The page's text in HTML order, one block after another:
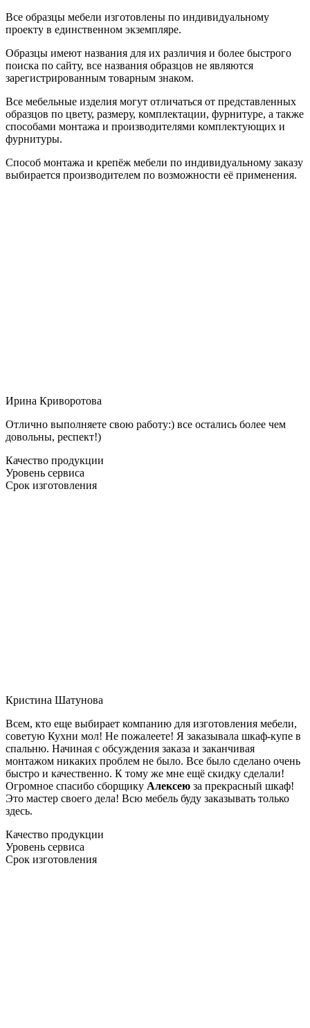
Все образцы мебели изготовлены по индивидуальному
проекту в единственном экземпляре.
Образцы имеют названия для их различия и более быстрого
поиска по сайту, все названия образцов не являются
зарегистрированным товарным знаком.
Все мебельные изделия могут отличаться от представленных
образцов по цвету, размеру, комплектации, фурнитуре, а также
способами монтажа и производителями комплектующих и
фурнитуры.
Способ монтажа и крепёж мебели по индивидуальному заказу
выбирается производителем по возможности её применения.
Ирина Криворотова
Отлично выполняете свою работу:) все остались более чем
довольны, респект!)
Качество продукции
Уровень сервиса
Срок изготовления
Кристина Шатунова
Всем, кто еще выбирает компанию для изготовления мебели,
советую Кухни мол! Не пожалеете! Я заказывала шкаф-купе в
спальню. Начиная с обсуждения заказа и заканчивая
монтажом никаких проблем не было. Все было сделано очень
быстро и качественно. К тому же мне ещё скидку сделали!
Огромное спасибо сборщику Алексею за прекрасный шкаф!
Это мастер своего дела! Всю мебель буду заказывать только
здесь.
Качество продукции
Уровень сервиса
Срок изготовления